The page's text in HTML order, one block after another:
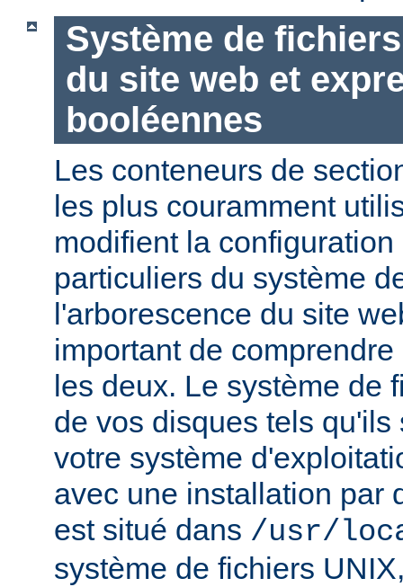
Système de
du site web et
booléennes
Les conteneurs de
les plus couramment
modifient la
particuliers du système
l'arborescence du site
important de
les deux. Le système de
de vos disques tels qu'ils
votre système
avec une installation par
est situé dans /usr/
système de fichiers